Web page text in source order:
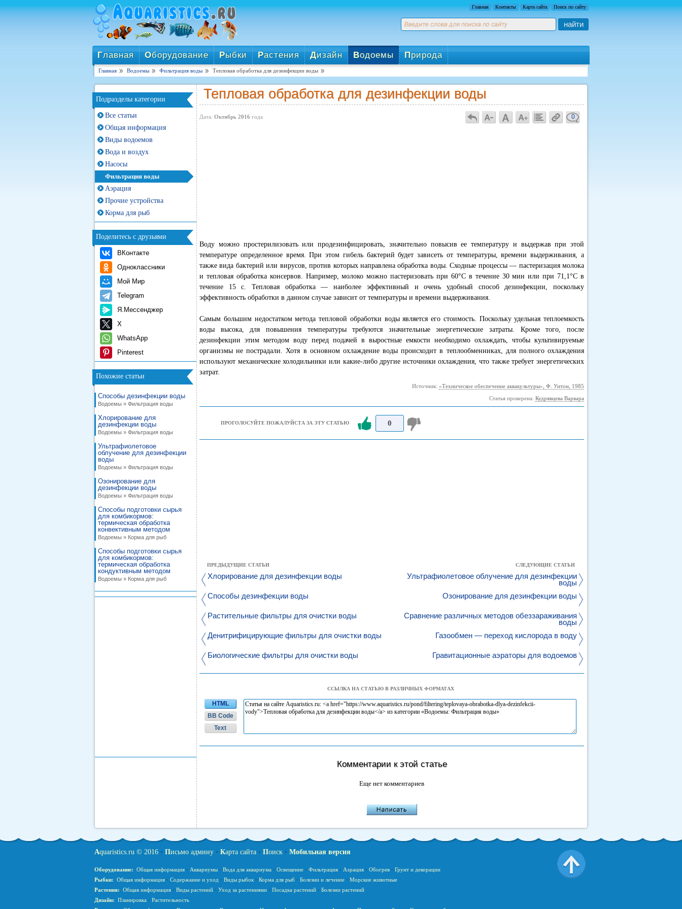
Главная Контакты Карта сайта Поиск по сайту
найти
Главная Оборудование Рыбки Растения Дизайн Водоемы Природа
Главная Водоемы Фильтрация воды Тепловая обработка для дезинфекции воды
Подразделы категории
Все статьи
Общая информация
Виды водоемов
Вода и воздух
Насосы
Фильтрация воды
Аэрация
Прочие устройства
Корма для рыб
Поделитесь с друзьями
ВКонтакте
Одноклассники
Мой Мир
Telegram
Я.Мессенджер
X
WhatsApp
Pinterest
Похожие статьи
Способы дезинфекции воды
Водоемы » Фильтрация воды
Хлорирование для
дезинфекции воды
Водоемы » Фильтрация воды
Ультрафиолетовое
облучение для дезинфекции
воды
Водоемы » Фильтрация воды
Озонирование для
дезинфекции воды
Водоемы » Фильтрация воды
Способы подготовки сырья
для комбикормов:
термическая обработка
конвективным методом
Водоемы » Корма для рыб
Способы подготовки сырья
для комбикормов:
термическая обработка
кондуктивным методом
Водоемы » Корма для рыб
Тепловая обработка для дезинфекции воды
Дата: Октябрь 2016 года 0
Воду можно простерилизовать или продезинфицировать, значительно повысив ее температуру и выдержав при этой
температуре определенное время. При этом гибель бактерий будет зависеть от температуры, времени выдерживания, а
также вида бактерий или вирусов, против которых направлена обработка воды. Сходные процессы — пастеризация молока
и тепловая обработка консервов. Например, молоко можно пастеризовать при 60°С в течение 30 мин или при 71,1°С в
течение 15 с. Тепловая обработка — наиболее эффективный и очень удобный способ дезинфекции, поскольку
эффективность обработки в данном случае зависит от температуры и времени выдерживания.
Самым большим недостатком метода тепловой обработки воды является его стоимость. Поскольку удельная теплоемкость
воды высока, для повышения температуры требуются значительные энергетические затраты. Кроме того, после
дезинфекции этим методом воду перед подачей в выростные емкости необходимо охлаждать, чтобы культивируемые
организмы не пострадали. Хотя в основном охлаждение воды происходит в теплообменниках, для полного охлаждения
используют механические холодильники или какие-либо другие источники охлаждения, что также требует энергетических
затрат.
Источник: «Техническое обеспечение аквакультуры», Ф. Уитон, 1985
Статья проверена: Кудрявцева Варвара
ПРОГОЛОСУЙТЕ ПОЖАЛУЙСТА ЗА ЭТУ СТАТЬЮ 0
ПРЕДЫДУЩИЕ СТАТЬИ
Хлорирование для дезинфекции воды
Способы дезинфекции воды
Растительные фильтры для очистки воды
Денитрифицирующие фильтры для очистки воды
Биологические фильтры для очистки воды
СЛЕДУЮЩИЕ СТАТЬИ
Ультрафиолетовое облучение для дезинфекции
воды
Озонирование для дезинфекции воды
Сравнение различных методов обеззараживания
воды
Газообмен — переход кислорода в воду
Гравитационные аэраторы для водоемов
ССЫЛКА НА СТАТЬЮ В РАЗЛИЧНЫХ ФОРМАТАХ
HTML
BB Code
Text
Комментарии к этой статье
Еще нет комментариев
Aquaristics.ru © 2016• Письмо админу• Карта сайта• Поиск• Мобильная версия
Оборудование: Общая информация· Аквариумы· Вода для аквариума· Освещение· Фильтрация· Аэрация· Обогрев· Грунт и декорации
Рыбки: Общая информация· Содержание и уход · Виды рыбок· Корма для рыб· Болезни и лечение· Морские животные
Растения: Общая информация· Виды растений· Уход за растениями· Посадка растений· Болезни растений
Дизайн: Планировка· Растительность